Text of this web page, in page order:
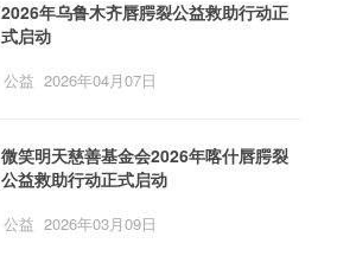
2026年乌鲁木齐唇腭裂公益救助行动正
式启动
公益 2026年04月07日
微笑明天慈善基金会2026年喀什唇腭裂
公益救助行动正式启动
公益 2026年03月09日